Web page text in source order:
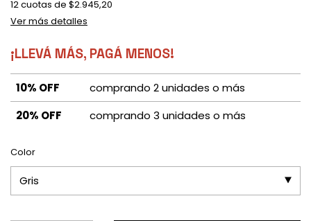
12cuotas de $2.945,20
Ver más detalles
¡LLEVÁ MÁS, PAGÁ MENOS!
10% OFF
comprando 2 unidades o más
20% OFF
comprando 3 unidades o más
Color